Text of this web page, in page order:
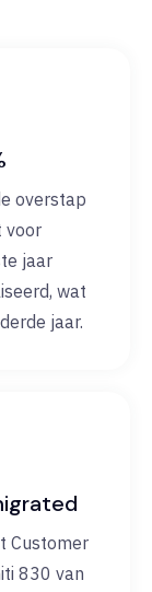
overstap
voor
jaar
wat
jaar.
Customer
830 van